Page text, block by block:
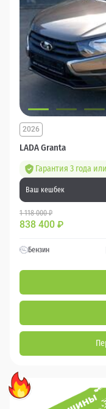
LADA Granta
2026
Гарантия 3 года
Ваш кешбек
1 118 000 ₽
838 400 ₽
Бензин